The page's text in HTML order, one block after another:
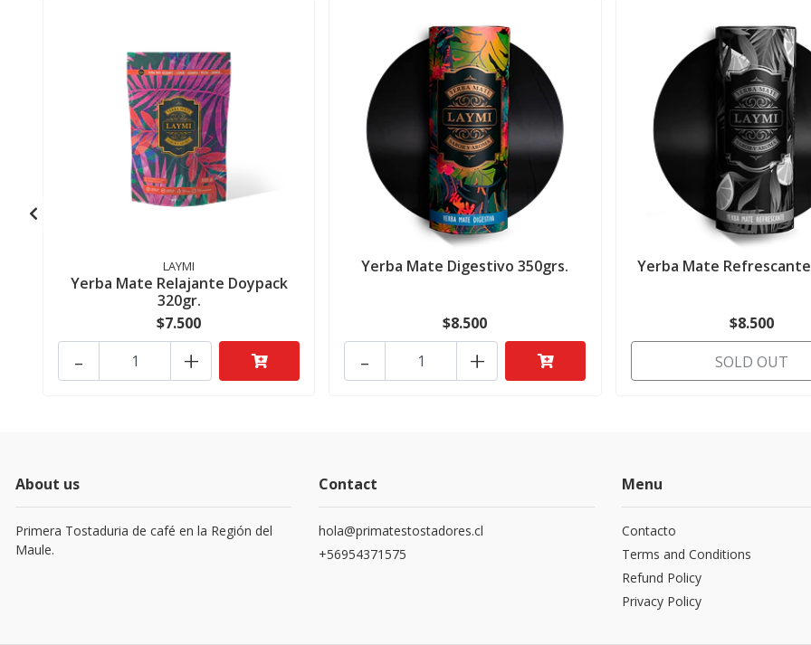
LAYMI
Yerba Mate Relajante Doypack
320gr.
$7.500
+
-
Yerba Mate Digestivo 350grs.
$8.500
+
-
Yerba Mate
$8.500
SOLD OUT
About us
Primera Tostaduria de café en la Región del
Maule.
Contact
hola@primatestostadores.cl
+56954371575
Menu
Contacto
Terms and Conditions
Refund Policy
Privacy Policy